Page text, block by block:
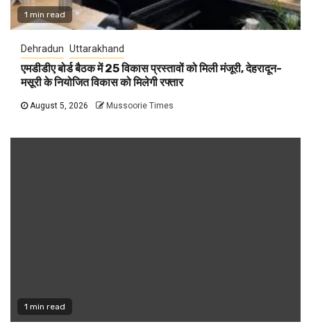
1 min read
Dehradun Uttarakhand
एमडीडीए बोर्ड बैठक में 25 विकास प्रस्तावों को मिली मंजूरी, देहरादून-
मसूरी के नियोजित विकास को मिलेगी रफ्तार
August 5, 2026 Mussoorie Times
1 min read